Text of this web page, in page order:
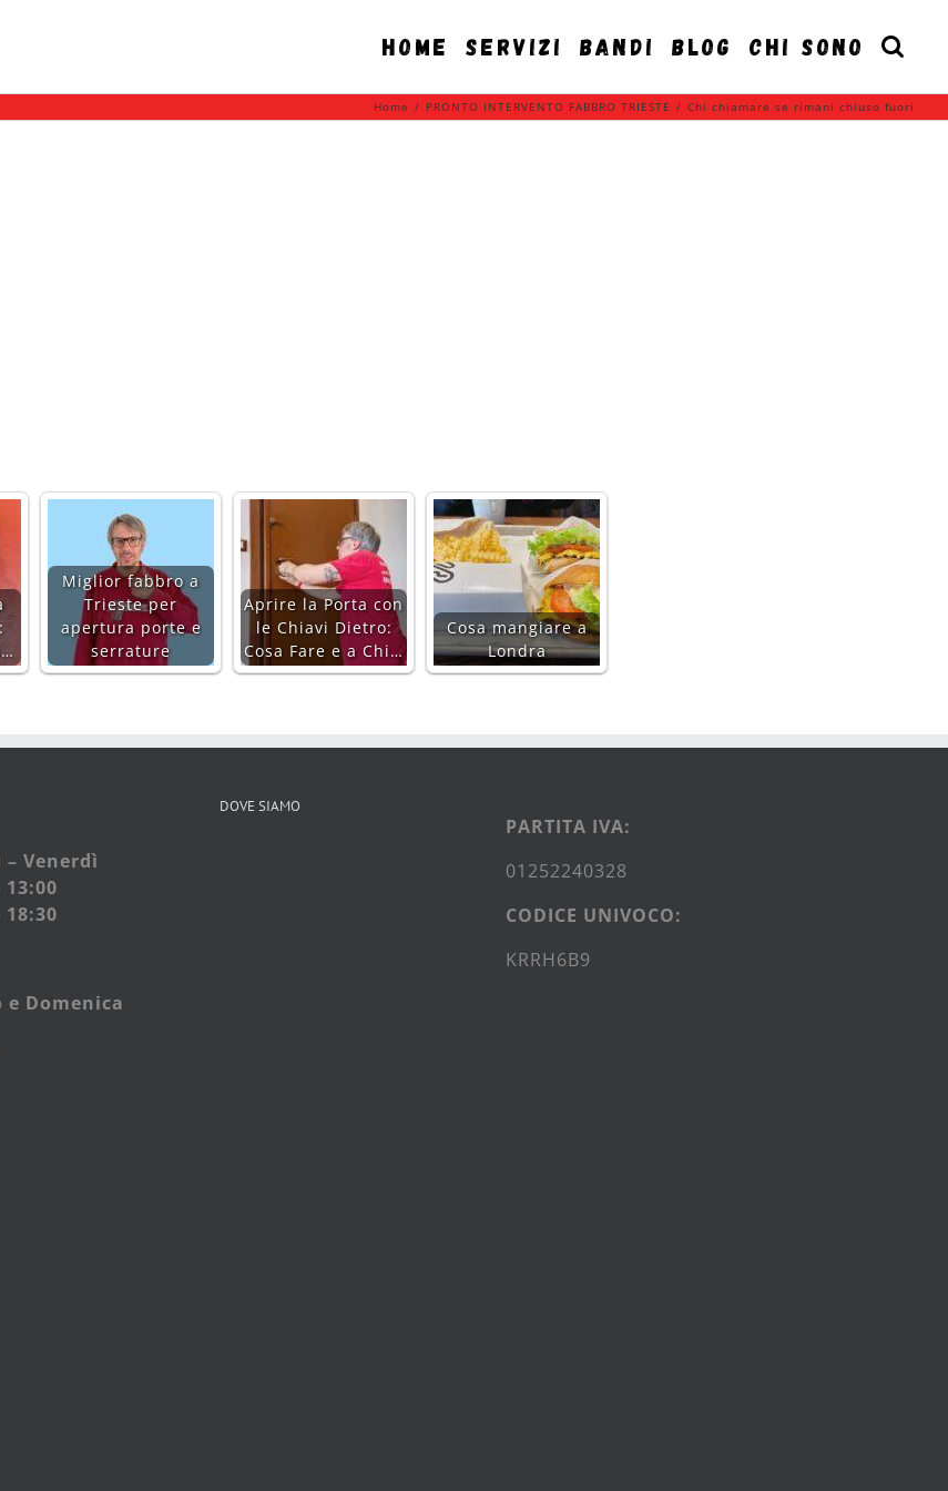
Home SERVIZI BANDI BLOG CHI SONO
Home / PRONTO INTERVENTO FABBRO TRIESTE / Chi chiamare se rimani chiuso fuori
Miglior fabbro a
Trieste per
apertura porte e
serrature
Aprire la Porta con
le Chiavi Dietro:
Cosa Fare e a Chi…
Cosa mangiare a
Londra
Venerdì
13:00
18:30
e Domenica
DOVE SIAMO
PARTITA IVA:
01252240328
CODICE UNIVOCO:
KRRH6B9